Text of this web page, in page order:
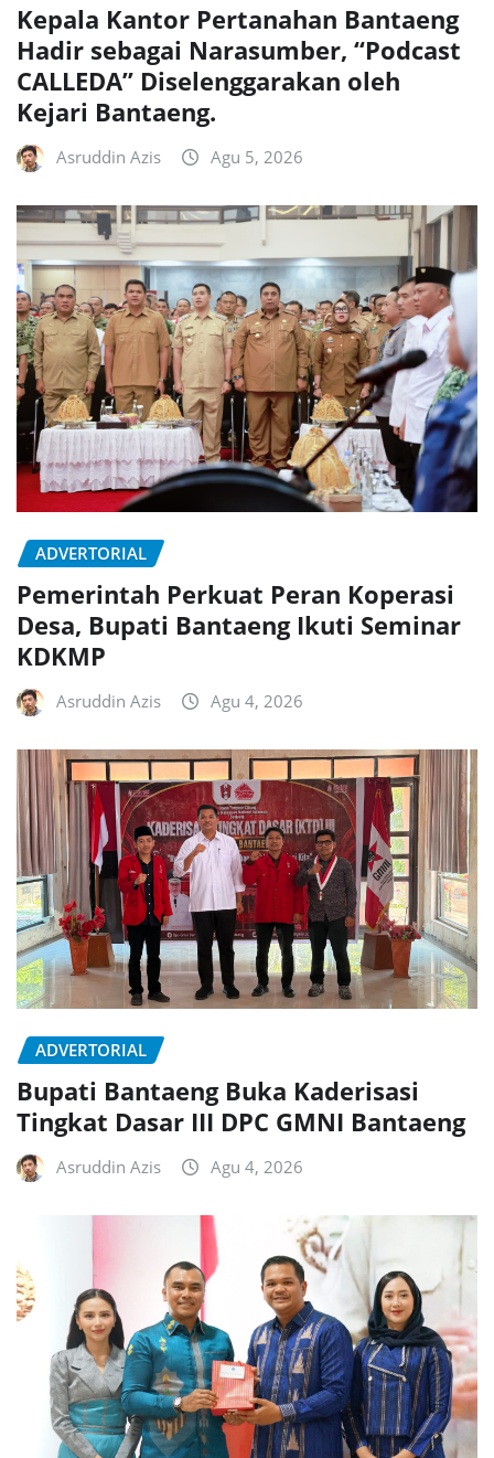
Kepala Kantor Pertanahan Bantaeng
Hadir sebagai Narasumber, “Podcast
CALLEDA” Diselenggarakan oleh
Kejari Bantaeng.
Asruddin Azis Agu 5, 2026
ADVERTORIAL
Pemerintah Perkuat Peran Koperasi
Desa, Bupati Bantaeng Ikuti Seminar
KDKMP
Asruddin Azis Agu 4, 2026
ADVERTORIAL
Bupati Bantaeng Buka Kaderisasi
Tingkat Dasar III DPC GMNI Bantaeng
Asruddin Azis Agu 4, 2026